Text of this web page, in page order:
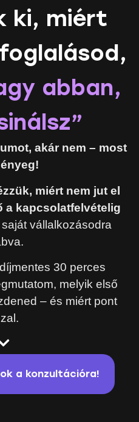
ki, miért
abban,
akár nem – most
miért nem jut el
a kapcsolatfelvételig
vállalkozásodra
30 perces
melyik első
– és miért pont
a konzultációra!